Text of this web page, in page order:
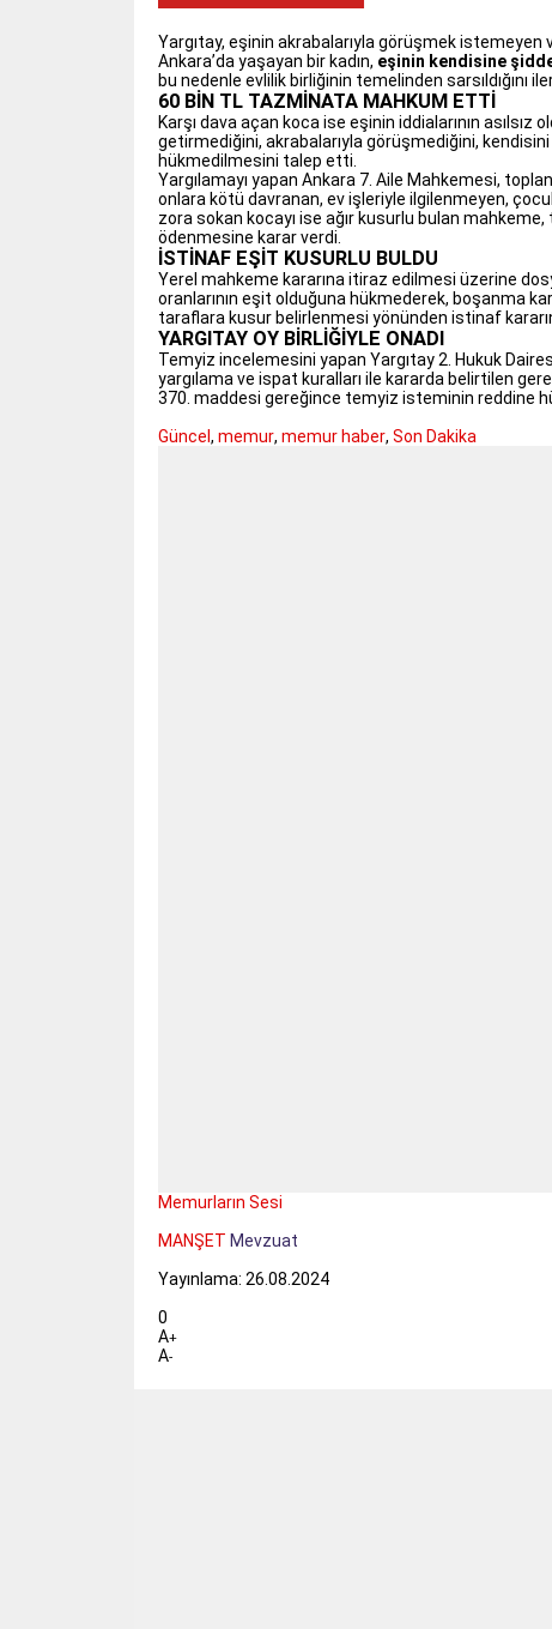
Yargıtay, eşinin akrabalarıyla görüşmek istemeyen
Ankara’da yaşayan bir kadın, eşinin kendisine
bu nedenle evlilik birliğinin temelinden sarsıldığını
60 BİN TL TAZMİNATA MAHKUM ETTİ
Karşı dava açan koca ise eşinin iddialarının
getirmediğini, akrabalarıyla görüşmediğini, kendisini
hükmedilmesini talep etti.
Yargılamayı yapan Ankara 7. Aile Mahkemesi,
onlara kötü davranan, ev işleriyle ilgilenmeyen,
zora sokan kocayı ise ağır kusurlu bulan
ödenmesine karar verdi.
İSTİNAF EŞİT KUSURLU BULDU
Yerel mahkeme kararına itiraz edilmesi üzerine
oranlarının eşit olduğuna hükmederek, boşanma
taraflara kusur belirlenmesi yönünden istinaf
YARGITAY OY BİRLİĞİYLE ONADI
Temyiz incelemesini yapan Yargıtay 2. Hukuk
yargılama ve ispat kuralları ile kararda belirtilen
370. maddesi gereğince temyiz isteminin reddine
Güncel, memur, memur haber, Son Dakika
Memurların Sesi
MANŞET Mevzuat
Yayınlama: 26.08.2024
0
A+
A-